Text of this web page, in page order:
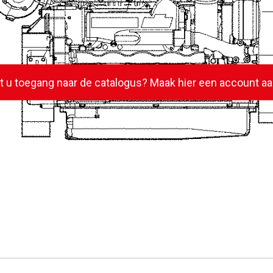
u toegang naar de catalogus? Maak hier een account